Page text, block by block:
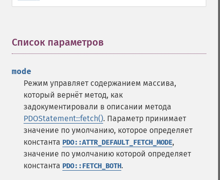
Список параметров
mode
Режим управляет содержанием массива,
который вернёт метод, как
задокументировали в описании метода
PDOStatement::fetch(). Параметр принимает
значение по умолчанию, которое определяет
константа PDO::ATTR_DEFAULT_FETCH_MODE,
значение по умолчанию которой определяет
константа PDO::FETCH_BOTH.